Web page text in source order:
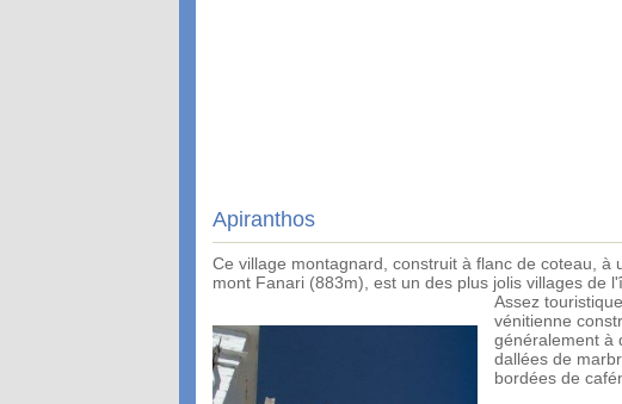
Apiranthos
Ce village montagnard, construit à flanc de coteau,
mont Fanari (883m), est un des plus jolis villages de
Assez
vénitienne
généralement à
dallées de
bordées de